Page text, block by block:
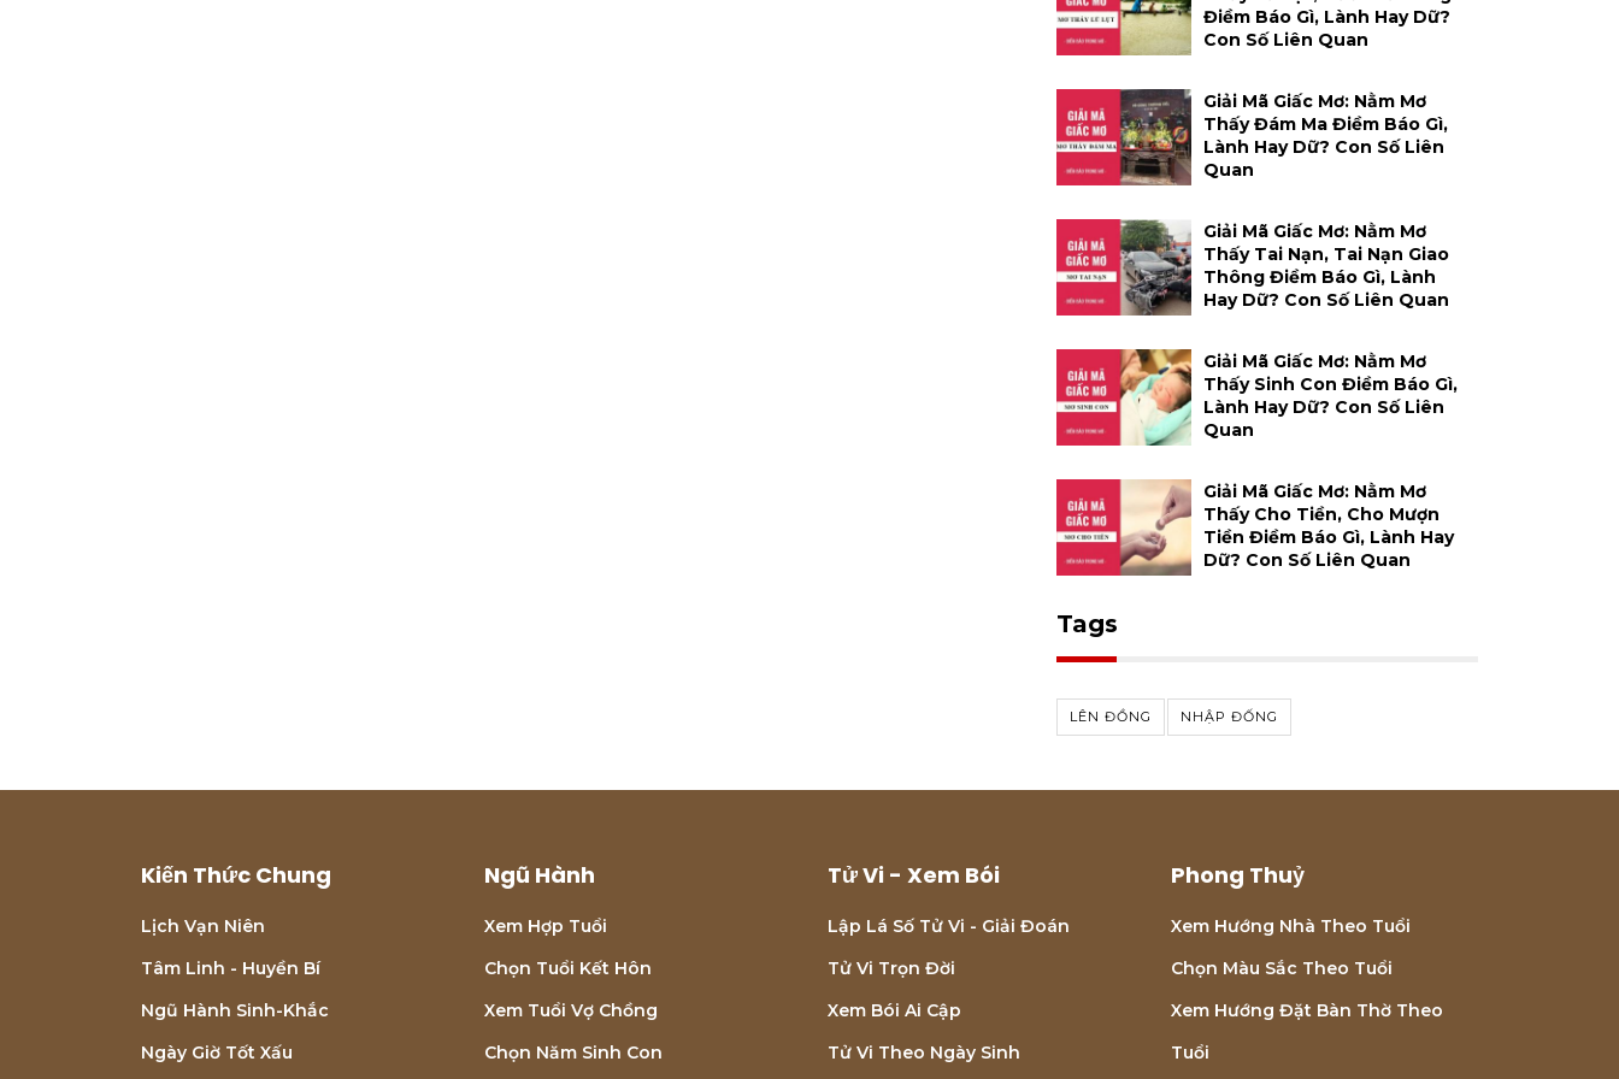
Điềm Báo Gì, Lành Hay Dữ?
Con Số Liên Quan
Giải Mã Giấc Mơ: Nằm Mơ
Thấy Đám Ma Điềm Báo Gì,
Lành Hay Dữ? Con Số Liên
Quan
Giải Mã Giấc Mơ: Nằm Mơ
Thấy Tai Nạn, Tai Nạn Giao
Thông Điềm Báo Gì, Lành
Hay Dữ? Con Số Liên Quan
Giải Mã Giấc Mơ: Nằm Mơ
Thấy Sinh Con Điềm Báo Gì,
Lành Hay Dữ? Con Số Liên
Quan
Giải Mã Giấc Mơ: Nằm Mơ
Thấy Cho Tiền, Cho Mượn
Tiền Điềm Báo Gì, Lành Hay
Dữ? Con Số Liên Quan
Tags
LÊN ĐỒNG NHẬP ĐỐNG
Kiến Thức Chung
Lịch Vạn Niên
Tâm Linh - Huyền Bí
Ngũ Hành Sinh-Khắc
Ngày Giờ Tốt Xấu
Ngũ Hành
Xem Hợp Tuổi
Chọn Tuổi Kết Hôn
Xem Tuổi Vợ Chồng
Chọn Năm Sinh Con
Tử Vi - Xem Bói
Lập Lá Số Tử Vi - Giải Đoán
Tử Vi Trọn Đời
Xem Bói Ai Cập
Tử Vi Theo Ngày Sinh
Phong Thuỷ
Xem Hướng Nhà Theo Tuổi
Chọn Màu Sắc Theo Tuổi
Xem Hướng Đặt Bàn Thờ Theo
Tuổi